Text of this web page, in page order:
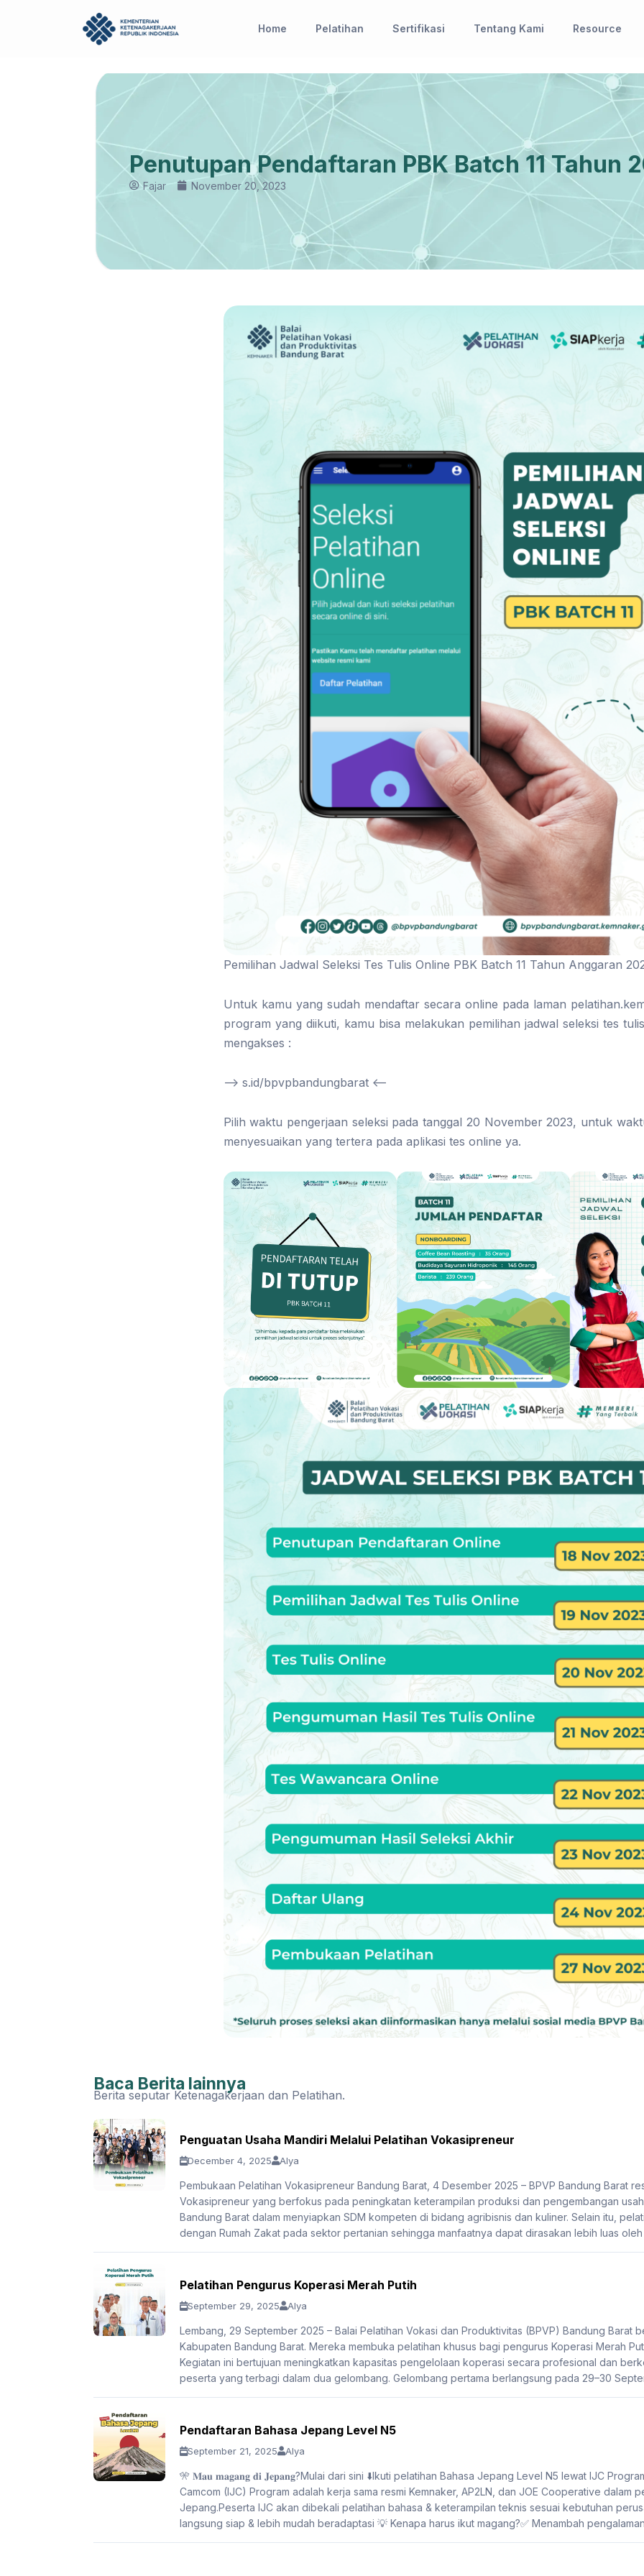
Home Pelatihan Sertifikasi Tentang Kami Resource
Penutupan Pendaftaran PBK Batch 11 Tahun
Fajar November 20, 2023
Pemilihan Jadwal Seleksi Tes Tulis Online PBK Batch 11 Tahun Anggaran
Untuk kamu yang sudah mendaftar secara online pada laman
program yang diikuti, kamu bisa melakukan pemilihan jadwal seleksi tes
mengakses :
—> s.id/bpvpbandungbarat <—
Pilih waktu pengerjaan seleksi pada tanggal 20 November 2023, untuk
menyesuaikan yang tertera pada aplikasi tes online ya.
Baca Berita lainnya
Berita seputar Ketenagakerjaan dan Pelatihan.
Penguatan Usaha Mandiri Melalui Pelatihan Vokasipreneur
December 4, 2025 Alya
Pembukaan Pelatihan Vokasipreneur Bandung Barat, 4 Desember 2025 – BPVP Bandung Barat
Vokasipreneur yang berfokus pada peningkatan keterampilan produksi dan pengembangan
Bandung Barat dalam menyiapkan SDM kompeten di bidang agribisnis dan kuliner. Selain itu,
dengan Rumah Zakat pada sektor pertanian sehingga manfaatnya dapat dirasakan lebih luas oleh
Pelatihan Pengurus Koperasi Merah Putih
September 29, 2025 Alya
Lembang, 29 September 2025 – Balai Pelatihan Vokasi dan Produktivitas (BPVP) Bandung Barat
Kabupaten Bandung Barat. Mereka membuka pelatihan khusus bagi pengurus Koperasi Merah
Kegiatan ini bertujuan meningkatkan kapasitas pengelolaan koperasi secara profesional dan
peserta yang terbagi dalam dua gelombang. Gelombang pertama berlangsung pada 29–30
Pendaftaran Bahasa Jepang Level N5
September 21, 2025 Alya
🎌 𝐌𝐚𝐮 𝐦𝐚𝐠𝐚𝐧𝐠 𝐝𝐢 𝐉𝐞𝐩𝐚𝐧𝐠?Mulai dari sini ⬇️Ikuti pelatihan Bahasa Jepang Level N5 lewat IJC
Camcom (IJC) Program adalah kerja sama resmi Kemnaker, AP2LN, dan JOE Cooperative dalam
Jepang.Peserta IJC akan dibekali pelatihan bahasa & keterampilan teknis sesuai kebutuhan
langsung siap & lebih mudah beradaptasi 💡 Kenapa harus ikut magang?✅ Menambah